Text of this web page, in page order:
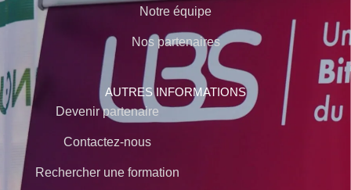
Notre équipe
Nos partenaires
AUTRES INFORMATIONS
Devenir partenaire
Contactez-nous
Rechercher une formation